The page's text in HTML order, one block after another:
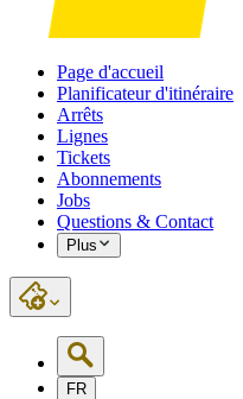
Page d'accueil
Planificateur d'itinéraire
Arrêts
Lignes
Tickets
Abonnements
Jobs
Questions & Contact
Plus
FR